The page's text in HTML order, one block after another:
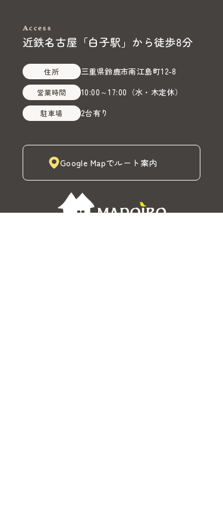
Access
近鉄名古屋「白子駅」から徒歩8分
住所 三重県鈴鹿市南江島町12-8
営業時間 10:00～17:00 （水・木定休）
駐車場 2台有り
Google Mapでルート案内